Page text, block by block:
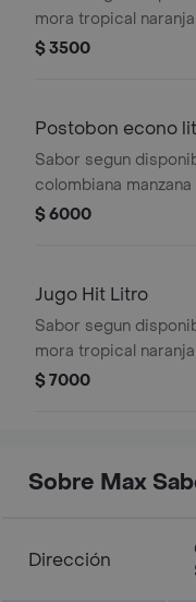
mora tropical
$ 3500
Postobon econo
Sabor segun
colombiana manzana
$ 6000
Jugo Hit Litro
Sabor segun
mora tropical
$ 7000
Sobre Max
Dirección